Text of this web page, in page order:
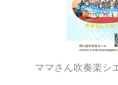
ママさん吹奏楽シ